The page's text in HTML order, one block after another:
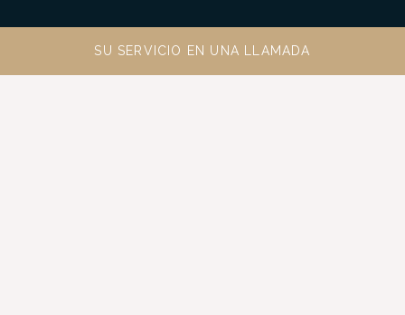
SU SERVICIO EN UNA LLAMADA